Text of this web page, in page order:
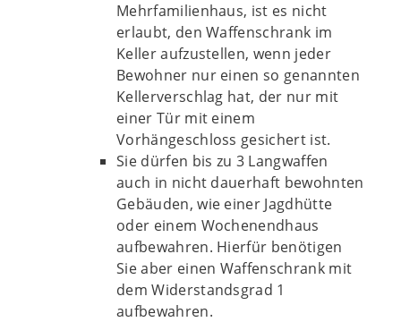
Mehrfamilienhaus, ist es nicht
erlaubt, den Waffenschrank im
Keller aufzustellen, wenn jeder
Bewohner nur einen so genannten
Kellerverschlag hat, der nur mit
einer Tür mit einem
Vorhängeschloss gesichert ist.
Sie dürfen bis zu 3 Langwaffen
auch in nicht dauerhaft bewohnten
Gebäuden, wie einer Jagdhütte
oder einem Wochenendhaus
aufbewahren. Hierfür benötigen
Sie aber einen Waffenschrank mit
dem Widerstandsgrad 1
aufbewahren.